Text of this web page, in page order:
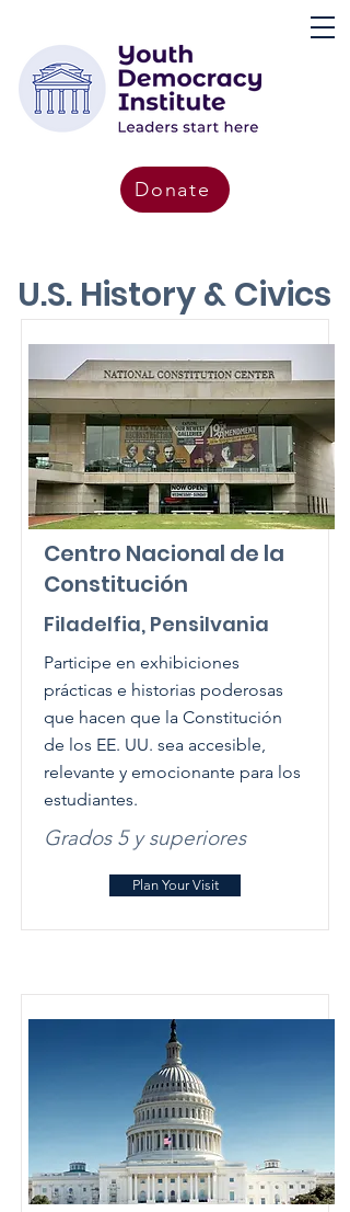
Donate
U.S. History & Civics
Centro Nacional de la
Constitución
Filadelfia, Pensilvania
Participe en exhibiciones
prácticas e historias poderosas
que hacen que la Constitución
de los EE. UU. sea accesible,
relevante y emocionante para los
estudiantes.
Grados 5 y superiores
Plan Your Visit